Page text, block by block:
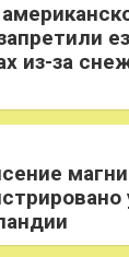
из-за